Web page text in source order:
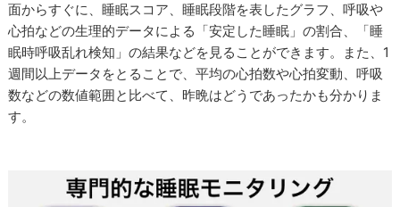
面からすぐに、睡眠スコア、睡眠段階を表したグラフ、呼吸や
心拍などの生理的データによる「安定した睡眠」の割合、「睡
眠時呼吸乱れ検知」の結果などを見ることができます。また、1
週間以上データをとることで、平均の心拍数や心拍変動、呼吸
数などの数値範囲と比べて、昨晩はどうであったかも分かりま
す。